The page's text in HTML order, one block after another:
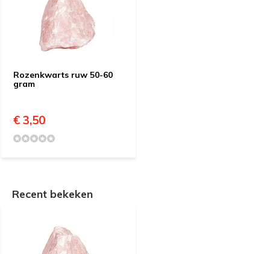
Rozenkwarts ruw 50-60
gram
€ 3,50
Recent bekeken